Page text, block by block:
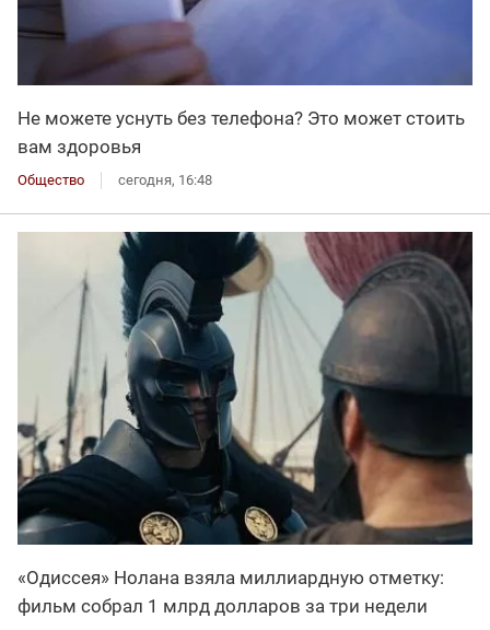
Не можете уснуть без телефона? Это может стоить
вам здоровья
Общество сегодня, 16:48
«Одиссея» Нолана взяла миллиардную отметку:
фильм собрал 1 млрд долларов за три недели